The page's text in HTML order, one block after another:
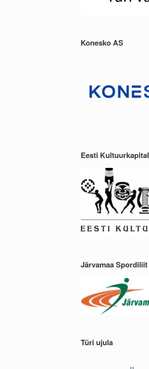
Konesko AS
Eesti Kultuurkapital
Järvamaa Spordiliit
Türi ujula